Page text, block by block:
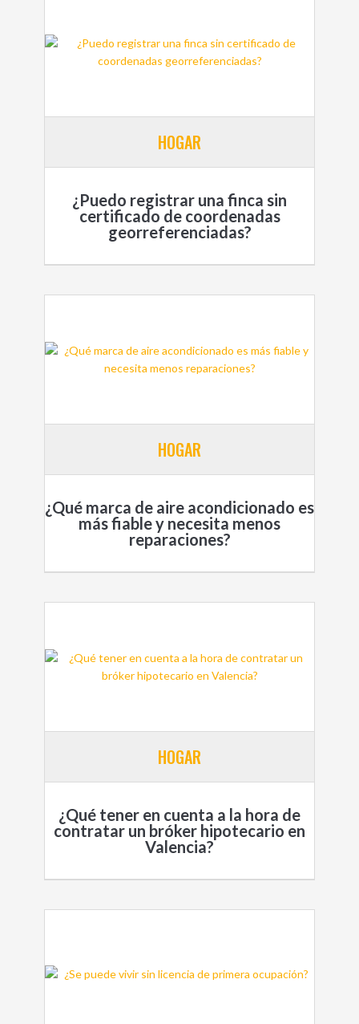
HOGAR
¿Puedo registrar una finca sin
certificado de coordenadas
georreferenciadas?
HOGAR
¿Qué marca de aire acondicionado es
más fiable y necesita menos
reparaciones?
HOGAR
¿Qué tener en cuenta a la hora de
contratar un bróker hipotecario en
Valencia?